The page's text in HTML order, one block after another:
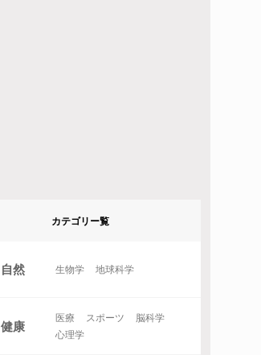
カテゴリー覧
自然 生物学 地球科学
健康 医療 スポーツ
脳科学
心理学